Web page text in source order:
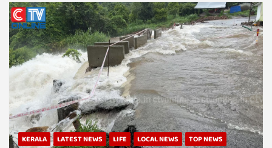
KERALA LATEST NEWS LIFE LOCAL NEWS TOP NEWS